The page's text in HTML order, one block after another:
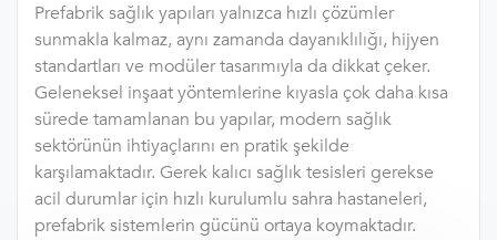
Prefabrik sağlık yapıları yalnızca hızlı çözümler
sunmakla kalmaz, aynı zamanda dayanıklılığı, hijyen
standartları ve modüler tasarımıyla da dikkat çeker.
Geleneksel inşaat yöntemlerine kıyasla çok daha kısa
sürede tamamlanan bu yapılar, modern sağlık
sektörünün ihtiyaçlarını en pratik şekilde
karşılamaktadır. Gerek kalıcı sağlık tesisleri gerekse
acil durumlar için hızlı kurulumlu sahra hastaneleri,
prefabrik sistemlerin gücünü ortaya koymaktadır.